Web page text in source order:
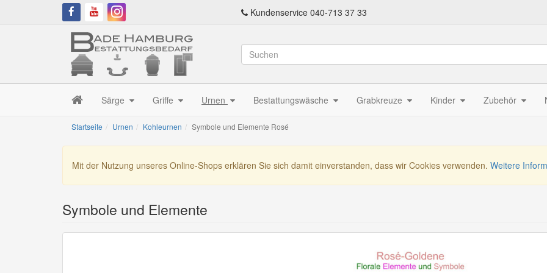
Kundenservice 040-713 37 33
Särge Griffe Urnen Bestattungswäsche Grabkreuze Kinder Zubehör
Startseite Urnen Kohleurnen Symbole und Elemente Rosé
Mit der Nutzung unseres Online-Shops erklären Sie sich damit einverstanden, dass wir Cookies verwenden. Weitere
Symbole und Elemente